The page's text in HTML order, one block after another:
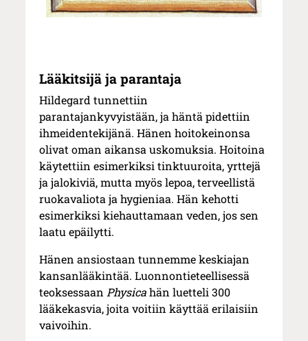
Lääkitsijä ja parantaja
Hildegard tunnettiin
parantajankyvyistään, ja häntä pidettiin
ihmeidentekijänä. Hänen hoitokeinonsa
olivat oman aikansa uskomuksia. Hoitoina
käytettiin esimerkiksi tinktuuroita, yrttejä
ja jalokiviä, mutta myös lepoa, terveellistä
ruokavaliota ja hygieniaa. Hän kehotti
esimerkiksi kiehauttamaan veden, jos sen
laatu epäilytti.
Hänen ansiostaan tunnemme keskiajan
kansanlääkintää. Luonnontieteellisessä
teoksessaan Physicahän luetteli 300
lääkekasvia, joita voitiin käyttää erilaisiin
vaivoihin.